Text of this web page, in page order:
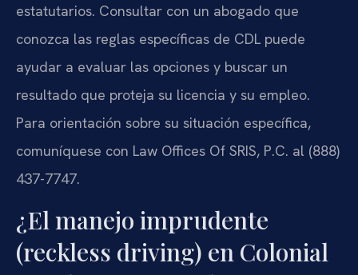
estatutarios. Consultar con un abogado que
conozca las reglas específicas de CDL puede
ayudar a evaluar las opciones y buscar un
resultado que proteja su licencia y su empleo.
Para orientación sobre su situación específica,
comuníquese con Law Offices Of SRIS, P.C. al (888)
437-7747.
¿El manejo imprudente
(reckless driving) en Colonial